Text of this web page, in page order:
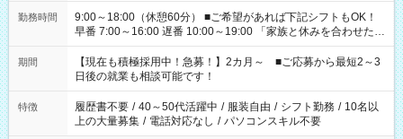
勤務時間
9:00～18:00（休憩60分） ■ご希望があれば下記シフトもOK！
早番 7:00～16:00 遅番 10:00～19:00 「家族と休みを合わせた
い」 「余裕を持って夕飯の準備がしたい」 「できれば残業はし
たくない」 など、ご希望を教えてくださいね。 ※Wワーク希望
の方へ 今ご覧のお仕事で希望する勤務時間と、もう1つのお仕事
の勤務時間。 合計で週40時間を超える場合は応募できません。
期間
【現在も積極採用中！急募！】2カ月～ ■ご応募から最短2～3
日後の就業も相談可能です！
特徴 履歴書不要 / 40～50代活躍中 / 服装自由 / シフト勤務 / 10名以
上の大量募集 / 電話対応なし / パソコンスキル不要